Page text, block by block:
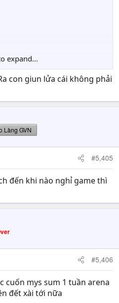
expand...
con giun lửa cái không phải
Làng GVN
#5,405
đến khi nào nghỉ game thì
#5,406
cuốn mys sum 1 tuần arena
đết xài tới nữa